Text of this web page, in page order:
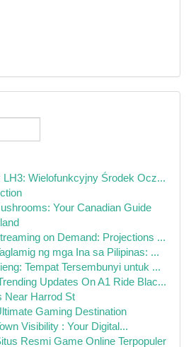
LH3: Wielofunkcyjny Środek Ocz...
Your Canadian Guide
on Demand: Projections ...
ng mga Ina sa Pilipinas: ...
Tempat Tersembunyi untuk ...
Updates On A1 Ride Blac...
Near Harrod St
Gaming Destination
Visibility : Your Digital...
Resmi Game Online Terpopuler